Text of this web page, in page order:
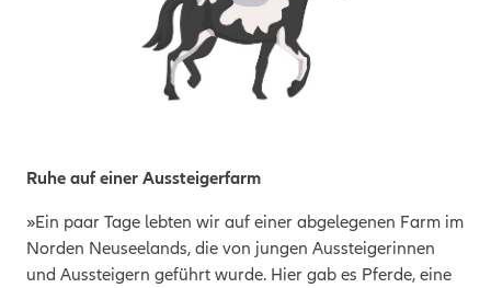
Ruhe auf einer Aussteigerfarm
»Ein paar Tage lebten wir auf einer abgelegenen Farm im
Norden Neuseelands, die von jungen Aussteigerinnen
und Aussteigern geführt wurde. Hier gab es Pferde, eine